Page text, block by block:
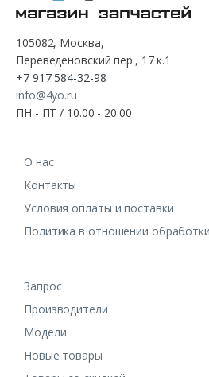
105082, Москва,
Переведеновский пер., 17 к.1
+7 917 584-32-98
info@4yo.ru
ПН - ПТ / 10.00 - 20.00
О нас
Контакты
Условия оплаты и поставки
Политика в отношении
Запрос
Производители
Модели
Новые товары